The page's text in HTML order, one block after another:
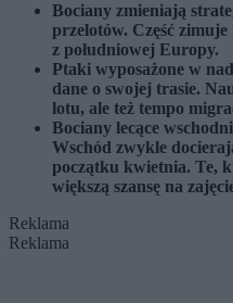
Bociany zmieniają
przelotów. Część
z południowej Europy.
Ptaki wyposażone w
dane o swojej trasie.
lotu, ale też tempo
Bociany lecące
Wschód zwykle
początku kwietnia. Te,
większą szansę na
Reklama
Reklama